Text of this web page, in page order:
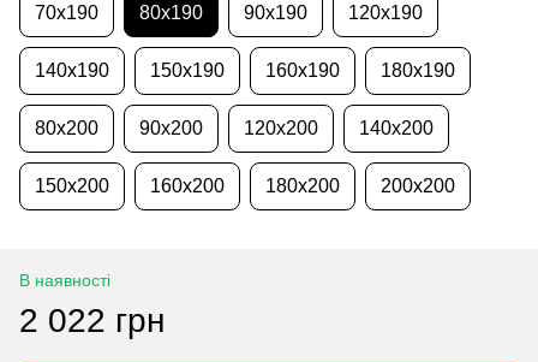
70x190 80x190 90x190 120x190
140x190 150x190 160x190 180x190
80x200 90x200 120x200 140x200
150x200 160x200 180x200 200x200
В наявності
2 022 грн